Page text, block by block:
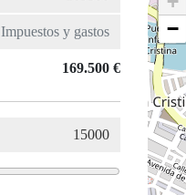
169.500 €
−